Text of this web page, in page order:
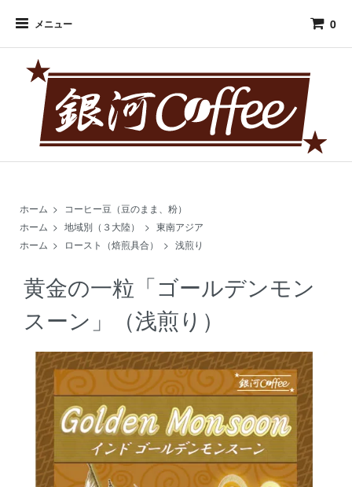
メニュー 0
ホーム >
コーヒー豆（豆のまま、粉）
ホーム > 地域別（３大陸） > 東南アジア
ホーム > ロースト（焙煎具合） > 浅煎り
黄金の一粒「ゴールデンモン
スーン」（浅煎り）